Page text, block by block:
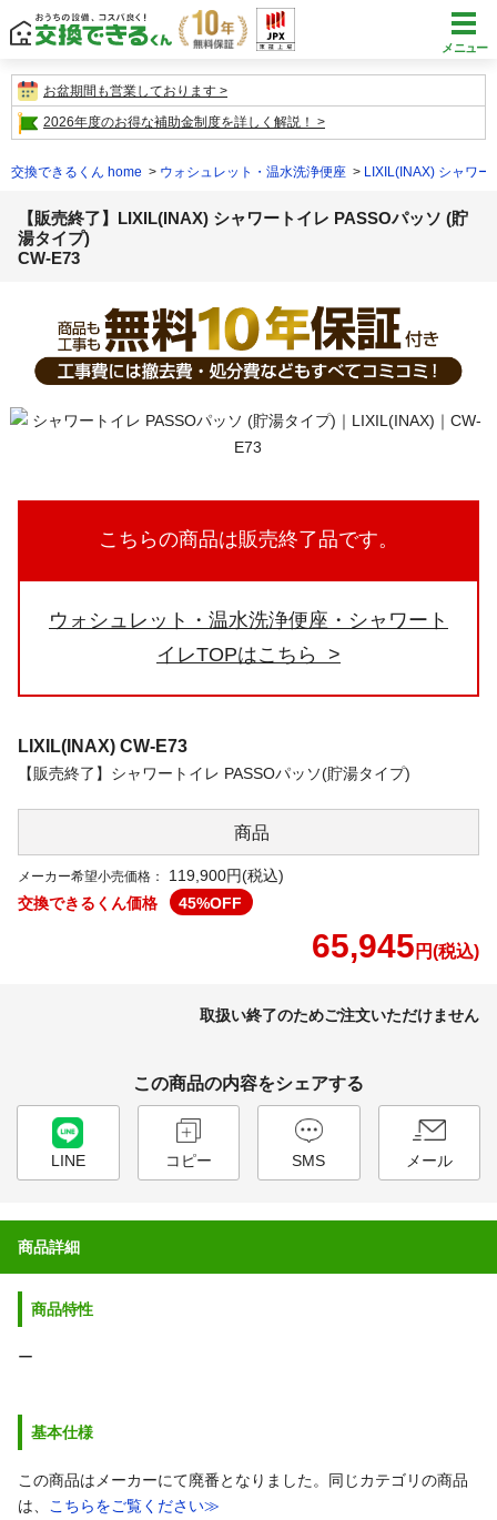
メニュー
お盆期間も営業しております
2026年度のお得な補助金制度を詳しく解説！
交換できるくん home ウォシュレット・温水洗浄便座 LIXIL(INAX) シャワー
【販売終了】LIXIL(INAX) シャワートイレ PASSOパッソ (貯
湯タイプ)
CW-E73
こちらの商品は販売終了品です。
ウォシュレット・温水洗浄便座・シャワート
イレTOPはこちら
LIXIL(INAX) CW-E73
【販売終了】シャワートイレ PASSOパッソ(貯湯タイプ)
商品
メーカー希望小売価格：
119,900円(税込)
交換できるくん価格
45%OFF
65,945 円(税込)
取扱い終了のためご注文いただけません
この商品の内容をシェアする
LINE コピー SMS メール
商品詳細
商品特性
ー
基本仕様
この商品はメーカーにて廃番となりました。同じカテゴリの商品
は、
こちらをご覧ください≫